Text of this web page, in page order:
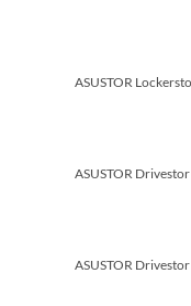
ASUSTOR
ASUSTOR
ASUSTOR